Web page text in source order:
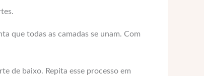
que todas as camadas se unam. Com
de baixo. Repita esse processo em